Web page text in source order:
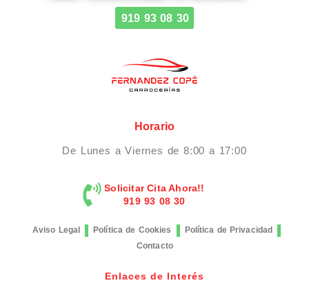
919 93 08 30
Horario
De Lunes a Viernes de 8:00 a 17:00
Solicitar Cita Ahora!!
919 93 08 30
Aviso Legal Política de Cookies
Política de Privacidad
Contacto
Enlaces de Interés